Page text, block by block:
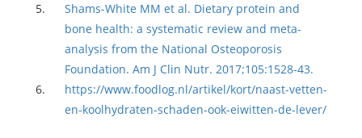
Shams-White MM et al. Dietary protein and
bone health: a systematic review and meta-
analysis from the National Osteoporosis
Foundation. Am J Clin Nutr. 2017;105:1528-43.
https://www.foodlog.nl/artikel/kort/naast-vetten-
en-koolhydraten-schaden-ook-eiwitten-de-lever/